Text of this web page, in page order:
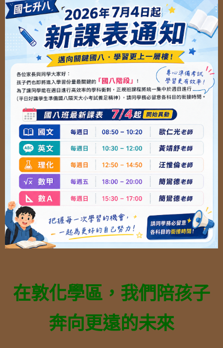
在敦化學區，我們陪孩子
奔向更遠的未來